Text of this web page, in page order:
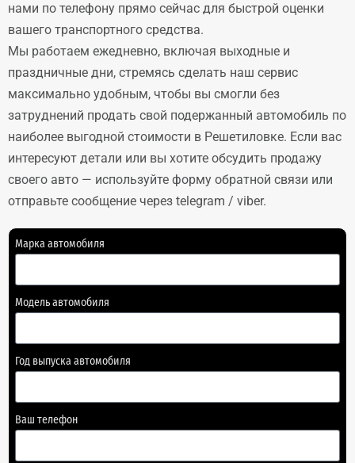
нами по телефону прямо сейчас для быстрой оценки
вашего транспортного средства.
Мы работаем ежедневно, включая выходные и
праздничные дни, стремясь сделать наш сервис
максимально удобным, чтобы вы смогли без
затруднений продать свой подержанный автомобиль по
наиболее выгодной стоимости в Решетиловке. Если вас
интересуют детали или вы хотите обсудить продажу
своего авто — используйте форму обратной связи или
отправьте сообщение через telegram / viber.
Марка автомобиля
Модель автомобиля
Год выпуска автомобиля
Ваш телефон